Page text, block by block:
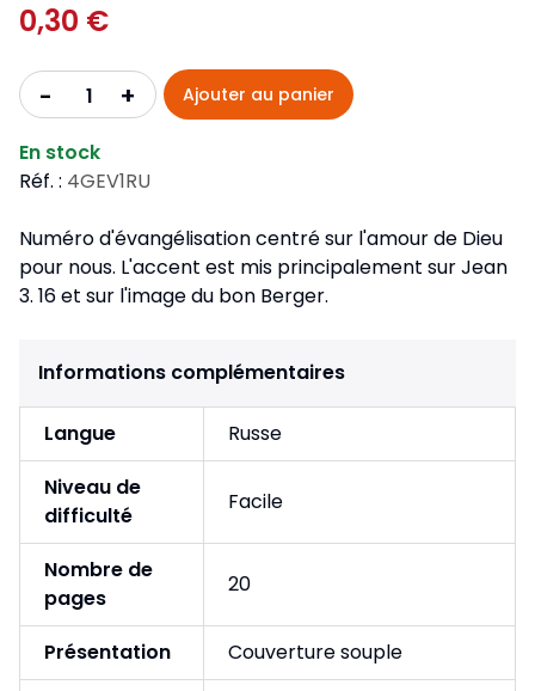
0,30 €
- + Ajouter au panier
En stock
Réf. : 4GEV1RU
Numéro d'évangélisation centré sur l'amour de Dieu
pour nous. L'accent est mis principalement sur Jean
3. 16 et sur l'image du bon Berger.
Informations complémentaires
Langue
Russe
Niveau de
difficulté
Facile
Nombre de
pages
20
Présentation
Couverture souple